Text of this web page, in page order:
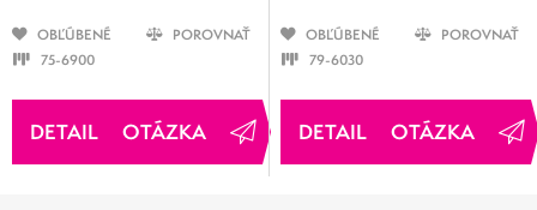
OBĽÚBENÉ
POROVNAŤ
75-6900
OTÁZKA
OBĽÚBENÉ
POROVNAŤ
79-6030
OTÁZKA